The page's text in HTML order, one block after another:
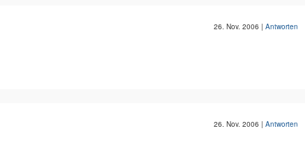
26. Nov. 2006 | Antworten
26. Nov. 2006 | Antworten